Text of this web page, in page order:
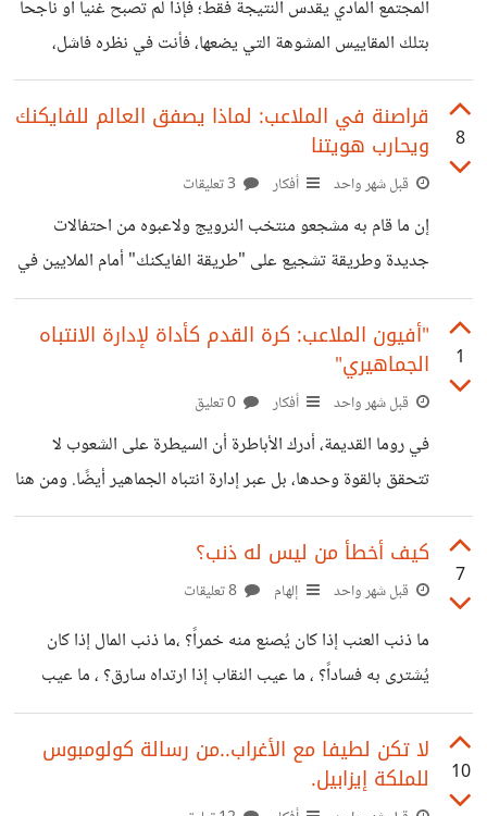
محطة عبور أخرى. وسرعان ما يبهت بريقها. 2. محطة "عندما
يحبني" انتظرت الشخص. الرسالة. الاعتراف. ولما جاء، كان
جميلاً. لكنك اكتشفت أن
المجتمع المادي يقدس النتيجة فقط؛ فإذا لم تصبح غنياً أو ناجحاً
بتلك المقاييس المشوهة التي يضعها، فأنت في نظره فاشل،
متأخر، وغير مُنجز. ​لكن في ميزان الخالق جل وعلا، الأمر يختلف
تماماً. الله يحتسب السعي ويأمر به ويُكافئ عليه كقيمة مستقلة
بذاتها. في هذا الميزان الإلهي "المُجتهد" الذي بذل السبب والجهد
— حتى لو لم يحصد نتائج مادية ملموسة بين يديه— هو
شخص ناجح بامتياز ومأجور، لأنه أدى ما عليه، وقام بواجبه، ولم
يتكاسل. في الفيزياء، هناك قانون يقول: "الطاقة لا
8
قراصنة في الملاعب: لماذا يصفق العالم للفايكنك
ويحارب هويتنا
قبل شهر واحد أفكار
إن ما قام به مشجعو منتخب النرويج ولاعبوه من احتفالات
جديدة وطريقة تشجيع على "طريقة الفايكنك" أمام الملايين في
بطولات كرة القدم العالمية يجعلنا نتساءل: كيف يمكن لمجتمع
معاصر أن يستحضر محاربين ارتبط اسمهم بالعنف والنهب
سؤالاً أهم: أين النقد لهذا المشهد اليوم؟ وأين تلك الأقلام التي
تلاحقنا دائماً أينما أظهرنا اعتزازنا بأجدادنا المسلمين، سواء
بالكتابة عنهم أو استحضار كلماتهم ومواقفهم التاريخية بحجة أننا
1
"أفيون الملاعب: كرة القدم كأداة لإدارة الانتباه
الجماهيري"
قبل شهر واحد أفكار
في روما القديمة، أدرك الأباطرة أن السيطرة على الشعوب لا
تتحقق بالقوة وحدها، بل عبر إدارة انتباه الجماهير أيضًا. ومن هنا
جاءت العبارة الشهيرة التي صاغها الشاعر الروماني جوفينال:
«الخبز والسيرك»؛ أي توفير الحد الأدنى من احتياجات الناس،
مقابل إغراقهم بوسائل الترفيه التي تُبعدهم عن التفكير في
الحلبات وتبدّلت الأدوات، لكن الفكرة بقيت حاضرة بأشكال أكثر
تطورًا. فلم يعد «السيرك» مجرد مصارعين في ساحات روما، بل
أصبح بطولات رياضية عالمية يتابعها مليارات
7
كيف أخطأ من ليس له ذنب؟
قبل شهر واحد إلهام
ما ذنب العنب إذا كان يُصنع منه خمراً؟ ،ما ذنب المال إذا كان
يُشترى به فساداً؟ ، ما عيب النقاب إذا ارتداه سارق؟ ، ما عيب
الليحية إذا رباها فاسق؟ وغير ذلك الكثير .. نحن نتصنع ونعيب
ما ليس له ذنب، افيقوا. ... .. .....
10
لا تكن لطيفا مع الأغراب..من رسالة كولومبوس
للملكة إيزابيل.